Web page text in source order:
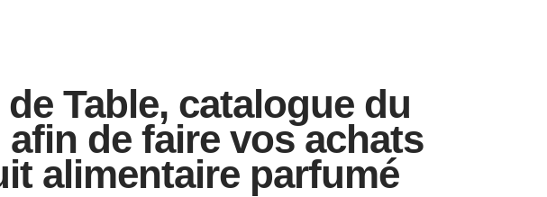
Table, catalogue du
afin de faire vos achats
alimentaire parfumé